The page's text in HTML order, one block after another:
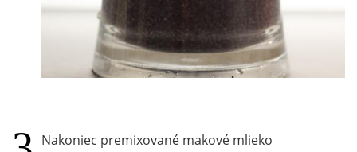
Nakoniec premixované makové mlieko